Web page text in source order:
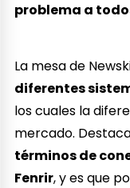
problema a
La mesa de
diferentes
los cuales la
mercado.
términos de
Fenrir, y es que